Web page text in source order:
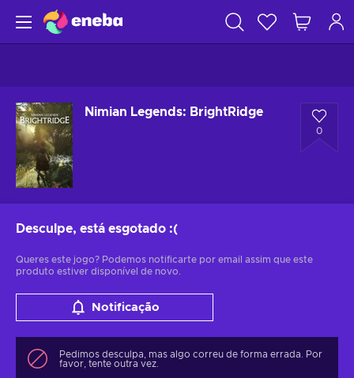
Nimian Legends: BrightRidge
0
Desculpe, está esgotado :(
Queres este jogo? Podemos notificarte por email assim que este
produto estiver disponível de novo.
Notificação
Pedimos desculpa, mas algo correu de forma errada. Por
favor, tente outra vez.